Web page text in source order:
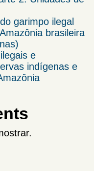
garimpo ilegal
brasileira
e
indígenas e